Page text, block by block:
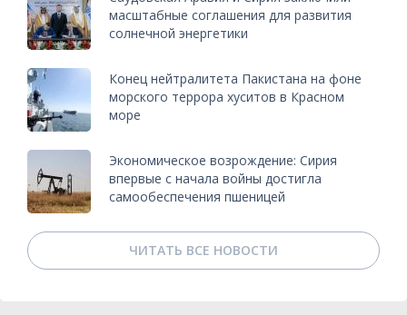
масштабные соглашения для развития
солнечной энергетики
Конец нейтралитета Пакистана на фоне
морского террора хуситов в Красном
море
Экономическое возрождение: Сирия
впервые с начала войны достигла
самообеспечения пшеницей
ЧИТАТЬ ВСЕ НОВОСТИ